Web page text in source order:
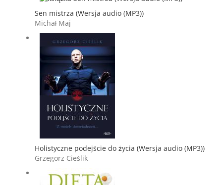
Sen mistrza (Wersja audio (MP3))
Michał Maj
Holistyczne podejście do życia (Wersja audio (MP3))
Grzegorz Cieślik